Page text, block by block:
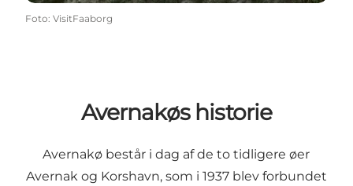
Foto: VisitFaaborg
Avernakøs historie
Avernakø består i dag af de to tidligere øer
Avernak og Korshavn, som i 1937 blev forbundet